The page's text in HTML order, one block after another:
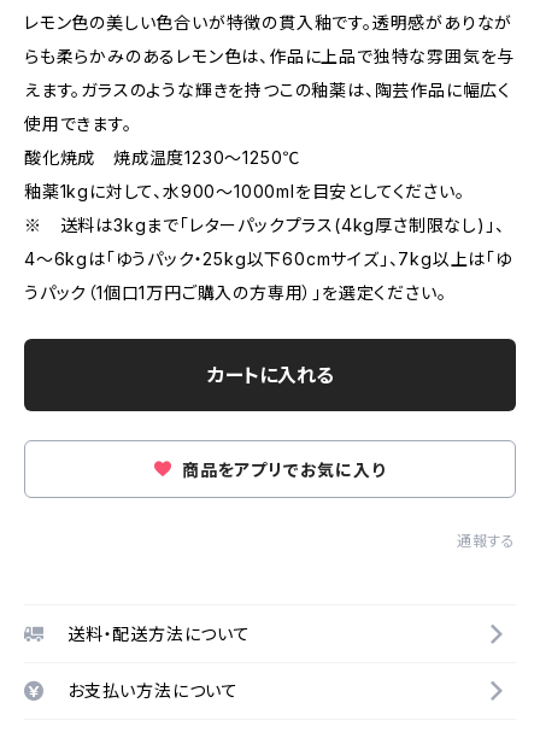
レモン色の美しい色合いが特徴の貫入釉です。透明感がありなが
らも柔らかみのあるレモン色は、作品に上品で独特な雰囲気を与
えます。ガラスのような輝きを持つこの釉薬は、陶芸作品に幅広く
使用できます。
酸化焼成 焼成温度1230～1250℃
釉薬1kgに対して、水900～1000mlを目安としてください。
※ 送料は3kgまで「レターパックプラス(4kg厚さ制限なし)」、
4～6kgは「ゆうパック・25kg以下60cmサイズ」、7kg以上は「ゆ
うパック（1個口1万円ご購入の方専用）」を選定ください。
カートに入れる
商品をアプリでお気に入り
通報する
送料・配送方法について
お支払い方法について